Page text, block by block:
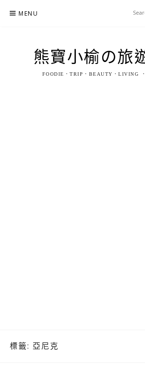
MENU
熊寶小榆の旅
FOODIE．TRIP．BEAUTY．LIVING
標籤: 亞尼克